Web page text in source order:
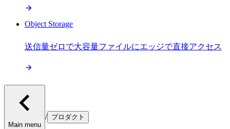
Object Storage
送信量ゼロで大容量ファイルにエッジで直接アクセス
Main menu
/ プロダクト